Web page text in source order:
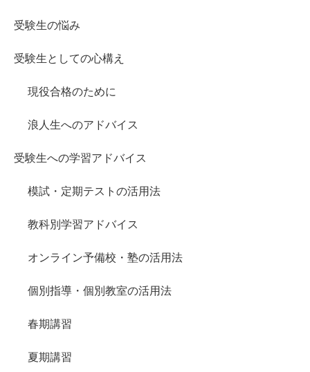
受験生の悩み
受験生としての心構え
現役合格のために
浪人生へのアドバイス
受験生への学習アドバイス
模試・定期テストの活用法
教科別学習アドバイス
オンライン予備校・塾の活用法
個別指導・個別教室の活用法
春期講習
夏期講習